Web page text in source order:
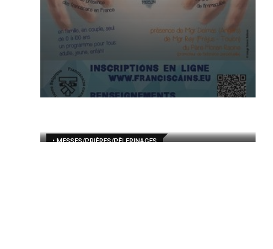
• MESSES/PRIÈRES/PÈLERINAGES